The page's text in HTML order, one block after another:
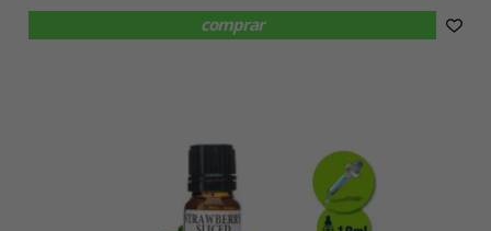
comprar